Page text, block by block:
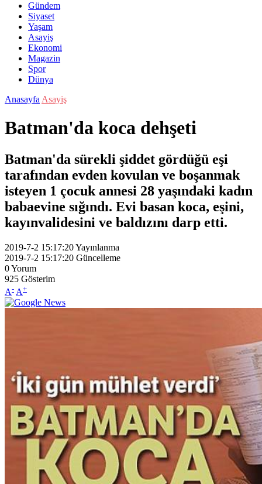
Gündem
Siyaset
Yaşam
Asayiş
Ekonomi
Magazin
Spor
Dünya
Anasayfa Asayiş
Batman'da koca dehşeti
Batman'da sürekli şiddet gördüğü eşi
tarafından evden kovulan ve boşanmak
isteyen 1 çocuk annesi 28 yaşındaki kadın
babaevine sığındı. Evi basan koca, eşini,
kayınvalidesini ve baldızını darp etti.
2019-7-2 15:17:20Yayınlanma
2019-7-2 15:17:20 Güncelleme
0Yorum
925 Gösterim
A- A+